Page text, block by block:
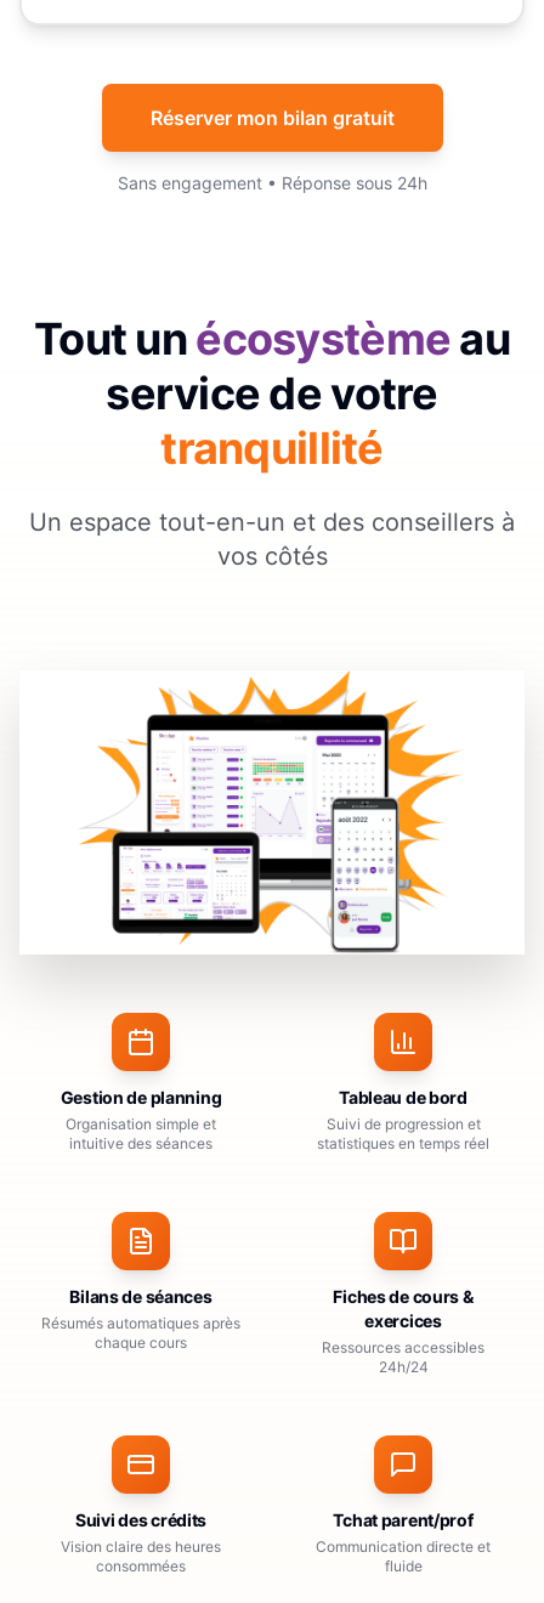
Réserver mon bilan gratuit
Sans engagement • Réponse sous 24h
Tout unécosystèmeau
service de votre
tranquillité
Un espace tout-en-un et des conseillers à
vos côtés
Gestion de planning
Organisation simple et
intuitive des séances
Tableau de bord
Suivi de progression et
statistiques en temps réel
Bilans de séances
Résumés automatiques après
chaque cours
Fiches de cours &
exercices
Ressources accessibles
24h/24
Suivi des crédits
Vision claire des heures
consommées
Tchat parent/prof
Communication directe et
fluide